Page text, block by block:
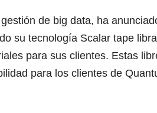
de big data, ha
su tecnología Scalar tape
para sus clientes. Estas
para los clientes de